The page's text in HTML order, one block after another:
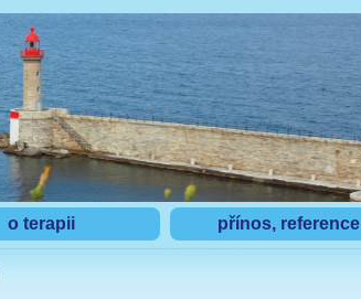
o terapii přínos, reference